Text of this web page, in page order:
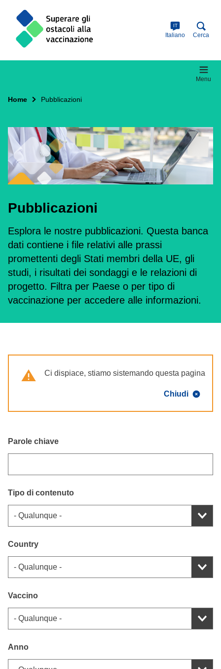
content
IT
Italiano Cerca
Menu
Home Pubblicazioni
Pubblicazioni
Esplora le nostre pubblicazioni. Questa banca
dati contiene i file relativi alle prassi
promettenti degli Stati membri della UE, gli
studi, i risultati dei sondaggi e le relazioni di
progetto. Filtra per Paese o per tipo di
vaccinazione per accedere alle informazioni.
Chiudi
Warning
Ci dispiace, stiamo sistemando questa pagina
Parole chiave
Tipo di contenuto
Country
Vaccino
Anno